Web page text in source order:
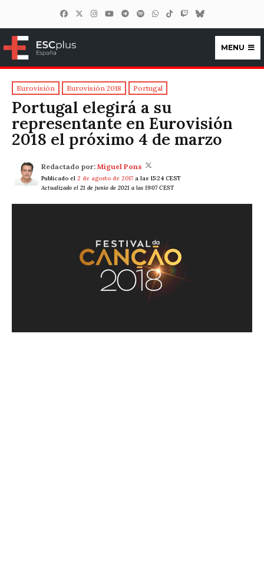
ESCplus España
MENU
Eurovisión Eurovisión 2018 Portugal
Portugal elegirá a su
representante en Eurovisión
2018 el próximo 4 de marzo
Redactado por: Miguel Pons
Publicado el 2 de agosto de 2017 a las 15:24 CEST
Actualizado el 21 de junio de 2021 a las 19:07 CEST